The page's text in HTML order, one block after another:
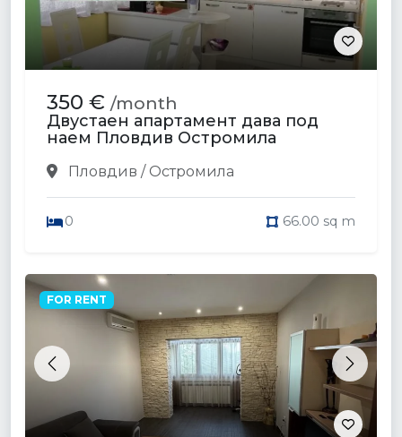
350 € /month
Двустаен апартамент дава под
наем Пловдив Остромила
Пловдив / Остромила
0 66.00 sq m
Previous Next
FOR RENT